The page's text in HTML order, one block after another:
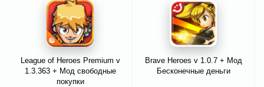
League of Heroes Premium v
1.3.363 + Мод свободные
покупки
Brave Heroes v 1.0.7 + Мод
Бесконечные деньги